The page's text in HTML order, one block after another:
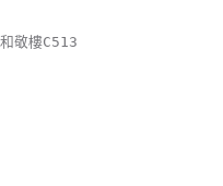
敬樓C513